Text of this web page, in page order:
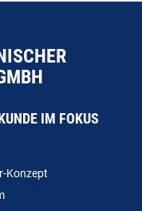
IM FOKUS
Konzept